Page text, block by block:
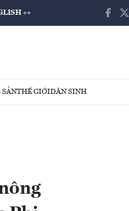
++
SẢNTHẾ GIỚIDÂN SINH